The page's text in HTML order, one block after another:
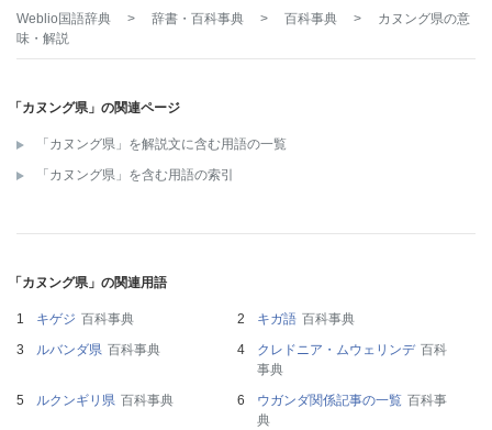
Weblio国語辞典 > 辞書・百科事典 > 百科事典 > カヌング県の意
味・解説
「カヌング県」の関連ページ
「カヌング県」を解説文に含む用語の一覧
「カヌング県」を含む用語の索引
「カヌング県」の関連用語
キゲジ 百科事典 キガ語 百科事典
ルバンダ県 百科事典 クレドニア・ムウェリンデ 百科
事典
ルクンギリ県 百科事典 ウガンダ関係記事の一覧 百科事
典